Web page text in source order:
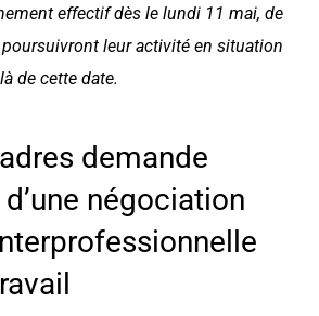
effectif dès le lundi 11 mai, de
leur activité en situation
de cette date.
demande
d’une négociation